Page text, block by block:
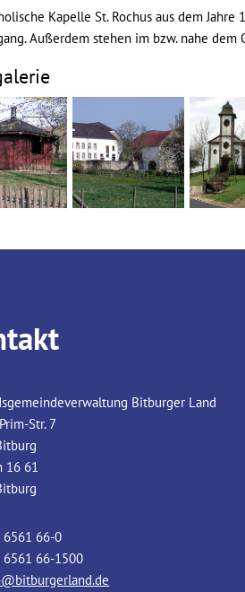
Kapelle St. Rochus aus dem
Außerdem stehen im bzw. nahe
Bitburger Land
Str. 7
16 61
6561 66-0
6561 66-1500